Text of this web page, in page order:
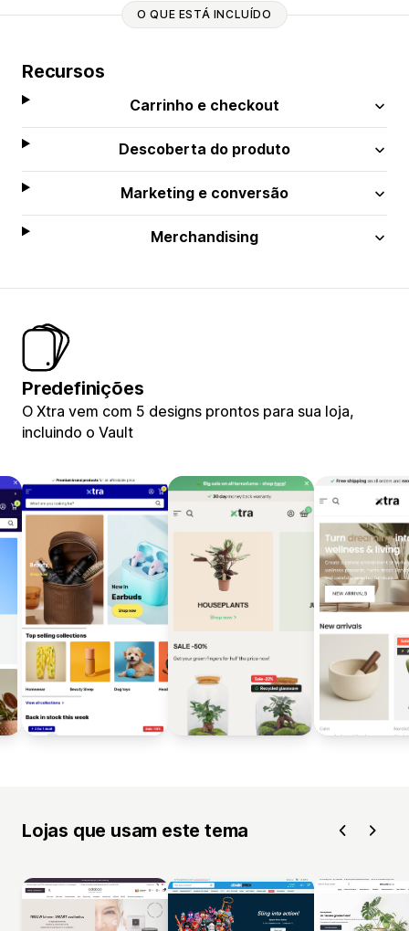
O QUE ESTÁ INCLUÍDO
Recursos
Carrinho e checkout
Descoberta do produto
Marketing e conversão
Merchandising
Predefinições
O Xtra vem com 5 designs prontos para sua loja,
incluindo o Vault
Lojas que usam este tema